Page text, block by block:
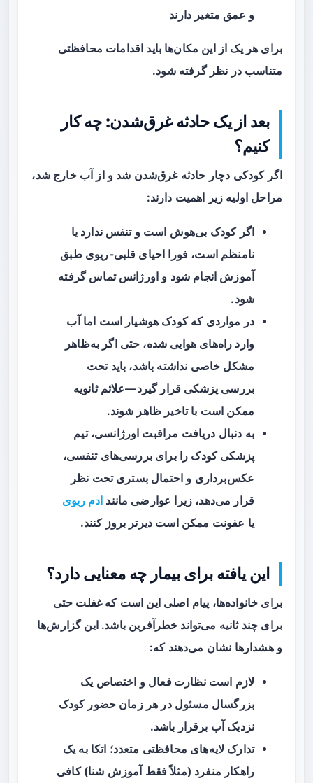
و عمق متغیر دارند
برای هر یک از این مکان‌ها باید اقدامات محافظتی
متناسب در نظر گرفته شود.
بعد از یک حادثه غرق‌شدن: چه کار
کنیم؟
اگر کودکی دچار حادثه غرق‌شدن شد و از آب خارج شد،
مراحل اولیه زیر اهمیت دارند:
اگر کودک بی‌هوش است و تنفس ندارد یا
نامنظم است، فورا احیای قلبی-ریوی طبق
آموزش انجام شود و اورژانس تماس گرفته
شود.
در مواردی که کودک هوشیار است اما آب
وارد راه‌های هوایی شده، حتی اگر به‌ظاهر
مشکل خاصی نداشته باشد، باید تحت
بررسی پزشکی قرار گیرد—علائم ثانویه
ممکن است با تاخیر ظاهر شوند.
به دنبال دریافت مراقبت اورژانسی، تیم
پزشکی کودک را برای بررسی‌های تنفسی،
عکس‌برداری و احتمال بستری تحت نظر
قرار می‌دهد، زیرا عوارضی مانند ادم ریوی
یا عفونت ممکن است دیرتر بروز کنند.
این یافته برای بیمار چه معنایی دارد؟
برای خانواده‌ها، پیام اصلی این است که غفلت حتی
برای چند ثانیه می‌تواند خطرآفرین باشد. این گزارش‌ها
و هشدارها نشان می‌دهند که:
لازم استنظارت فعال و اختصاص یک
بزرگسال مسئول در هر زمان حضور کودک
نزدیک آب برقرار باشد.
تدارک لایه‌های محافظتی متعدد؛ اتکا به یک
راهکار منفرد (مثلاً فقط آموزش شنا) کافی